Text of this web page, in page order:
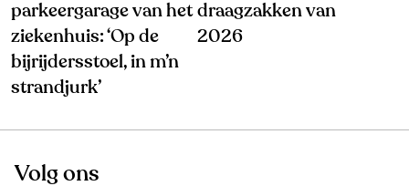
parkeergarage van het
ziekenhuis: ‘Op de
bijrijdersstoel, in m’n
strandjurk’
draagzakken van
2026
Volg ons